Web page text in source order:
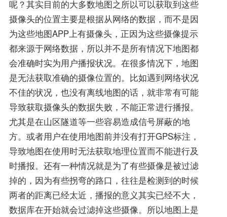
呢？其实目前的大多数地图之所以可以获取到这些
摄像头的位置主要是根据从网络的数据，而不是因
为这些地图APP上有摄像头，正因为这些摄像提示
都来源于网络数据，所以并不是所有情况下地图都
会准确时实为用户播报状况。在很多情况下，地图
是无法获取准确的摄像位置的。比如遇到网络状况
不佳的状况，也没有离线地图的话，就非常有可能
导致获取摄像头的数据失败，不能正常进行播报。
尤其是在山区隧道等一些容易造成信号屏蔽的地
方。或者用户在使用地图前并没有打开GPS标注，
导致地图在使用时无法获取地理位置而不能进行及
时播报。还有一种情况就是为了有些摄像是被过滤
掉的，因为有些拐弯的路口，往往是检测到的时候
两者的距离已经太近，播报的意义其实已经不大，
数据库在开始就会过滤掉这些摄像。所以地图上是